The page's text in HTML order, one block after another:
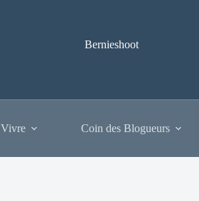
Bernieshoot
Coin des Blogueurs